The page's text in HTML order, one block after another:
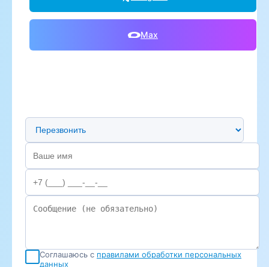
Max
Предпочтительный способ связи
Соглашаюсь с правилами обработки персональных
данных